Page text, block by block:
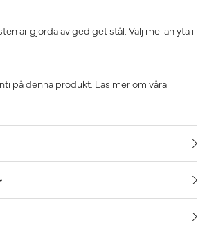
är gjorda av gediget stål. Välj mellan yta i
på denna produkt. Läs mer om våra